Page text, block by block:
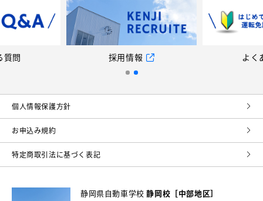
質問 採用情報 よく
個⼈情報保護⽅針
お申込み規約
特定商取引法に基づく表記
静岡県自動車学校静岡校［中部地区］